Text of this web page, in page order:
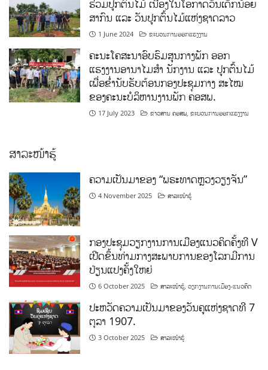
ຮ່ວມປູກຕົ້ນໄມ້ ເນື່ອງໃນໂອກາດວັນເດັກນ້ອຍ
ສາກົນ ແລະ ວັນປູກຕົ້ນໄມ້ແຫ່ງຊາດລາວ
1 June 2024 ຂະບວນການອອກແຮງງານ
ຄະນະໂຄສະນາອົບຮົມສູນກາງພັກ ອອກ
ແຮງງານອານາໄມສໍາ ນັກງານ ແລະ ປູກຕົ້ນໄມ້
ເພື່ອຂໍ່ານັບຮັບຕ້ອນກອງປະຊຸມກາງ ສະໄໝ
ຂອງຄະນະບໍລິຫານງານພັກ ຄອສພ.
17 July 2023 ຂ່າວສານ ຄອສພ,ຂະບວນການອອກແຮງງານ
ສາລະໜ້າຮູ້
ຄວາມເປັນມາຂອງ “ພຣະທາດຫຼວງວຽງຈັນ”
4 November 2025 ສາລະໜ້າຮູ້
ກອງປະຊຸມວຽກງານການເມືອງແນວຄິດຄັ້ງທີ V
ເປີດຂຶ້ນທ່າມກາງສະພາບການຂອງໂລກມີການ
ປ່ຽນແປງຄັ້ງໃຫຍ່
6 October 2025 ສາລະໜ້າຮູ້ ,ວຽກງານການເມືອງ-ແນວຄິດ
ປະຫວັດຄວາມເປັນມາຂອງວັນຄູແຫ່ງຊາດທີ 7
ຕຸລາ 1907.
3 October 2025 ສາລະໜ້າຮູ້